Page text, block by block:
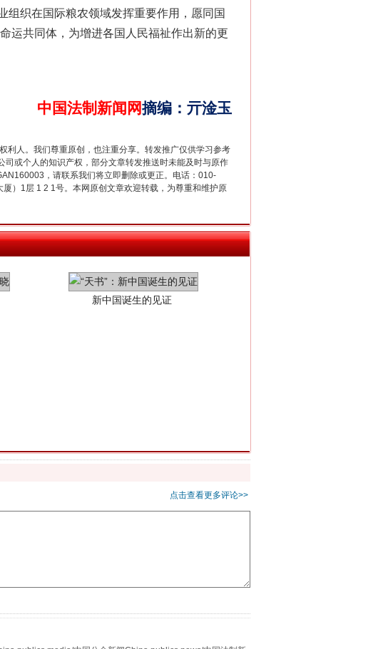
组织在国际粮农领域发挥重要作用，愿同国
运共同体，为增进各国人民福祉作出新的更
中国法制新闻网摘编 ： 亓淦玉
利人。我们尊重原创，也注重分享。转发推广仅供学习参考
或个人的知识产权，部分文章转发推送时未能及时与原作
，请联系我们将立即删除或更正。电话：010-
）1层 1 2 1号。本网原创文章欢迎转载，为尊重和维护原
新中国诞生的见证
点击查看更多评论>>